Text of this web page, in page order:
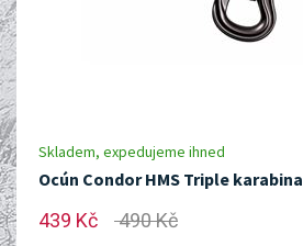
Skladem, expedujeme ihned
Ocún Condor HMS Triple karabina
439 Kč 490 Kč